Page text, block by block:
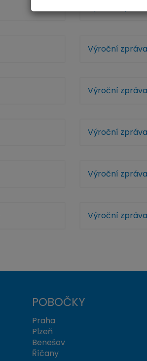
Výroční zpráva
Výroční zpráva
Výroční zpráva
Výroční
Výroční
POBOČKY
Praha
Plzeň
Benešov
Říčany